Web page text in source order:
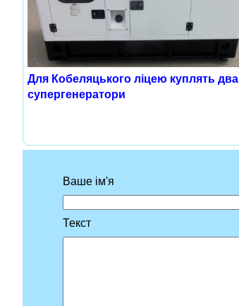
Для Кобеляцького ліцею куплять два
супергенератори
Ваше ім'я
Текст